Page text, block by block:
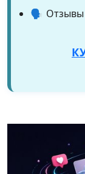
🗣️ Отзывы